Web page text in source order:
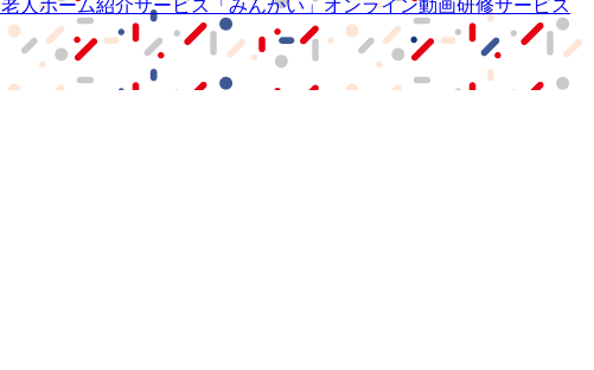
老人ホーム紹介サービス 「みんかい」 オンライン動画研修サービス